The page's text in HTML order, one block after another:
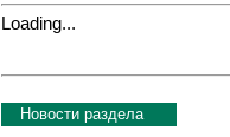
Loading...
Новости раздела